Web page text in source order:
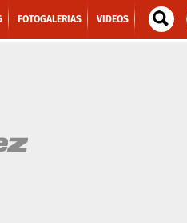
FOTOGALERIAS VIDEOS